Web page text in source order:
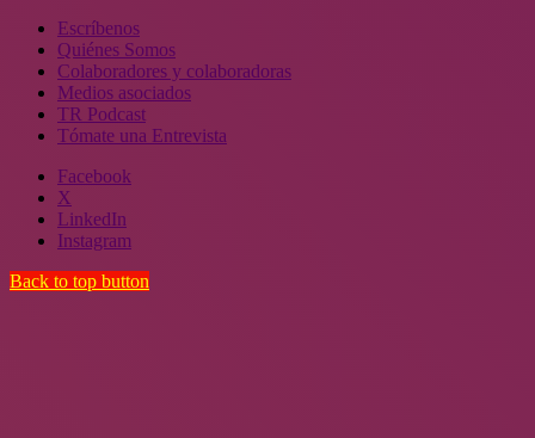
Escríbenos
Quiénes Somos
Colaboradores y colaboradoras
Medios asociados
TR Podcast
Tómate una Entrevista
Facebook
X
LinkedIn
Instagram
Back to top button